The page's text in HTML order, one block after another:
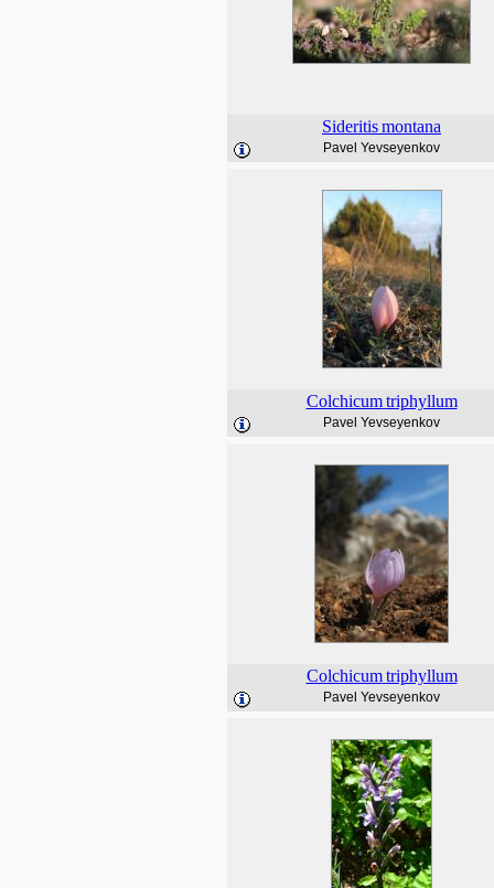
Sideritismontana
Pavel Yevseyenkov
Colchicum triphyllum
Pavel Yevseyenkov
Colchicum triphyllum
Pavel Yevseyenkov